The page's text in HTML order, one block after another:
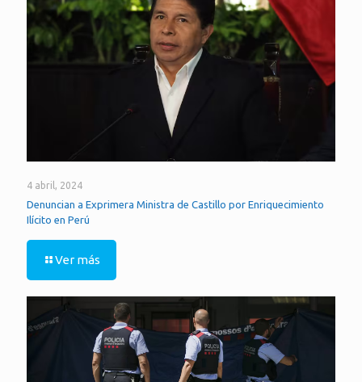
4 abril, 2024
Denuncian a Exprimera Ministra de Castillo por Enriquecimiento
Ilícito en Perú
Ver más